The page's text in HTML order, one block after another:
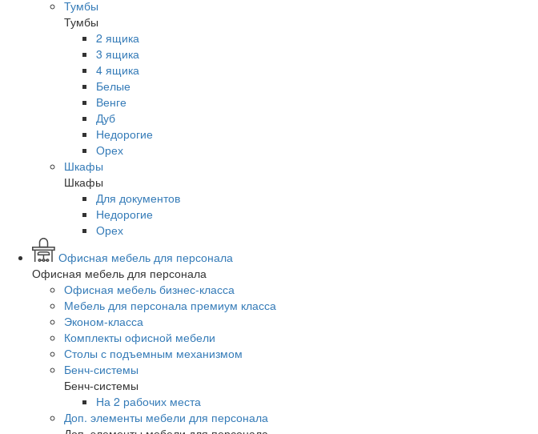
Тумбы
Тумбы
2 ящика
3 ящика
4 ящика
Белые
Венге
Дуб
Недорогие
Орех
Шкафы
Шкафы
Для документов
Недорогие
Орех
Офисная мебель для персонала
Офисная мебель для персонала
Офисная мебель бизнес-класса
Мебель для персонала премиум класса
Эконом-класса
Комплекты офисной мебели
Столы с подъемным механизмом
Бенч-системы
Бенч-системы
На 2 рабочих места
Доп. элементы мебели для персонала